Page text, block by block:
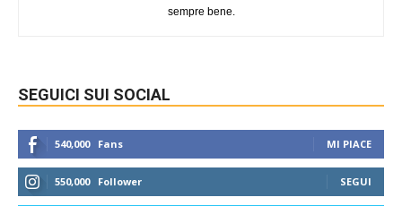
sempre bene.
SEGUICI SUI SOCIAL
540,000 Fans MI PIACE
550,000 Follower SEGUI